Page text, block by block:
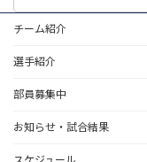
チーム紹介
選手紹介
部員募集中
お知らせ・試合結果